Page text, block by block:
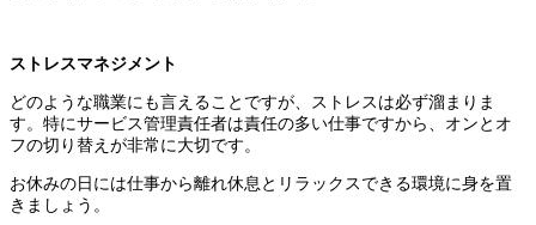
ストレスマネジメント
どのような職業にも言えることですが、ストレスは必ず溜まりま
す。特にサービス管理責任者は責任の多い仕事ですから、オンとオ
フの切り替えが非常に大切です。
お休みの日には仕事から離れ休息とリラックスできる環境に身を置
きましょう。